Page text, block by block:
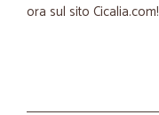
ora sul sito Cicalia.com!